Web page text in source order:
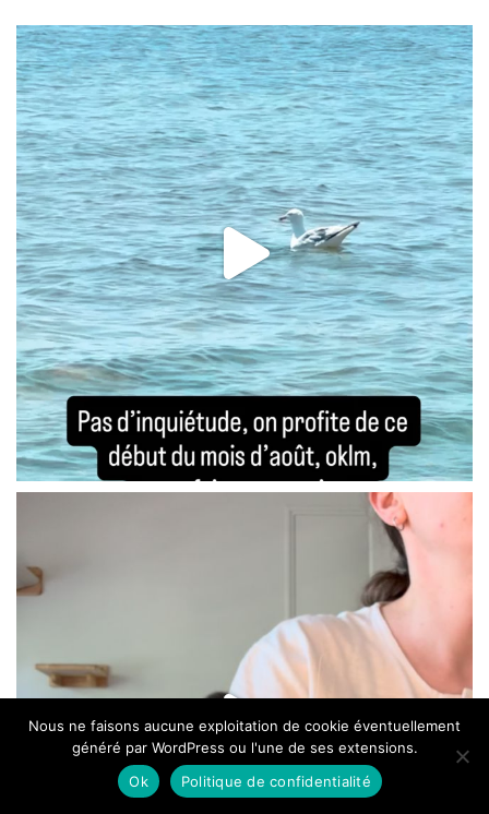
Nous ne faisons aucune exploitation de cookie éventuellement
généré par WordPress ou l'une de ses extensions.
Ok
Politique de confidentialité